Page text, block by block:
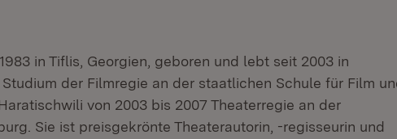
in Tiflis, Georgien, geboren und lebt seit 2003 in
der Filmregie an der staatlichen Schule für Film
von 2003 bis 2007 Theaterregie an der
Sie ist preisgekrönte Theaterautorin, -regisseurin und